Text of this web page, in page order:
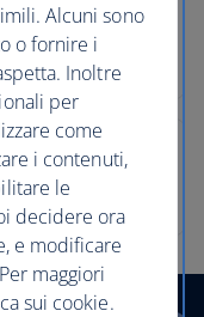
Alcuni sono
o fornire i
Inoltre
per
come
i contenuti,
le
decidere ora
e modificare
maggiori
sui cookie.